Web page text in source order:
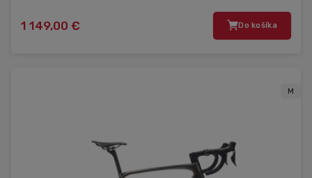
1 149,00 € Do košíka
M